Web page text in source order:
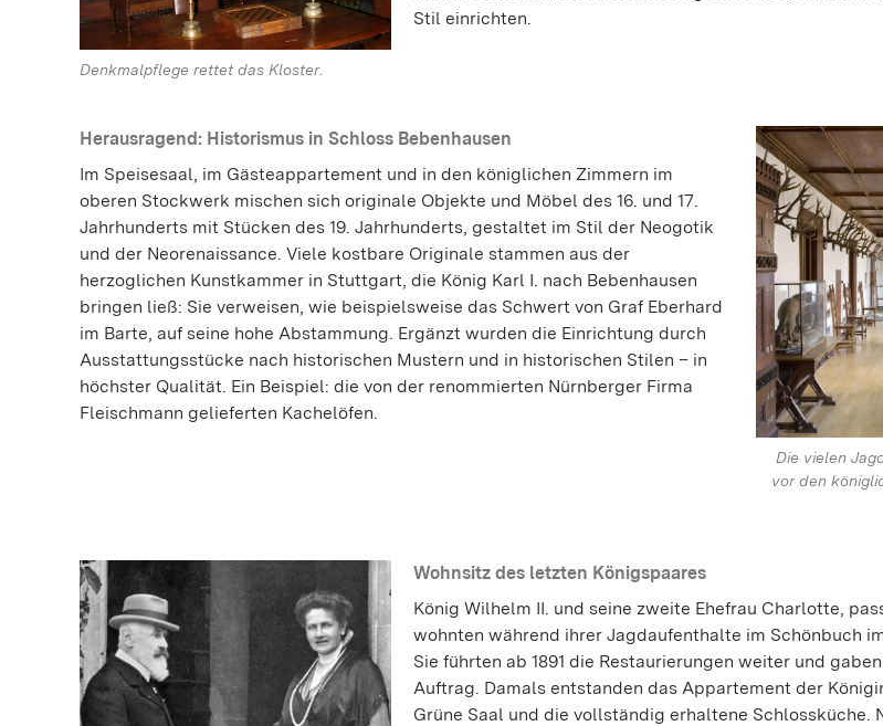
Denkmalpflege rettet das Kloster.
Stil einrichten.
Die vielen
vor den
Herausragend: Historismus in Schloss Bebenhausen
Im Speisesaal, im Gästeappartement und in den königlichen Zimmern im
oberen Stockwerk mischen sich originale Objekte und Möbel des 16. und 17.
Jahrhunderts mit Stücken des 19. Jahrhunderts, gestaltet im Stil der Neogotik
und der Neorenaissance. Viele kostbare Originale stammen aus der
herzoglichen Kunstkammer in Stuttgart, die König Karl I. nach Bebenhausen
bringen ließ: Sie verweisen, wie beispielsweise das Schwert von Graf Eberhard
im Barte, auf seine hohe Abstammung. Ergänzt wurden die Einrichtung durch
Ausstattungsstücke nach historischen Mustern und in historischen Stilen – in
höchster Qualität. Ein Beispiel: die von der renommierten Nürnberger Firma
Fleischmann gelieferten Kachelöfen.
Wohnsitz des letzten Königspaares
König Wilhelm II. und seine zweite Ehefrau Charlotte,
wohnten während ihrer Jagdaufenthalte im Schönbuch
Sie führten ab 1891 die Restaurierungen weiter und
Auftrag. Damals entstanden das Appartement der
Grüne Saal und die vollständig erhaltene Schlossküche.